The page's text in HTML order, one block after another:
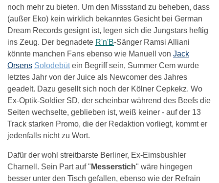
noch mehr zu bieten. Um den Missstand zu beheben, dass
(außer Eko) kein wirklich bekanntes Gesicht bei German
Dream Records gesignt ist, legen sich die Jungstars heftig
ins Zeug. Der begnadete R'n'B-Sänger Ramsi Alliani
könnte manchen Fans ebenso wie Manuell von Jack
Orsens Solodebütein Begriff sein, Summer Cem wurde
letztes Jahr von der Juice als Newcomer des Jahres
geadelt. Dazu gesellt sich noch der Kölner Cepkekz. Wo
Ex-Optik-Soldier SD, der scheinbar während des Beefs die
Seiten wechselte, geblieben ist, weiß keiner - auf der 13
Track starken Promo, die der Redaktion vorliegt, kommt er
jedenfalls nicht zu Wort.
Dafür der wohl streitbarste Berliner, Ex-Eimsbushler
Charnell. Sein Part auf " Messerstich" wäre hingegen
besser unter den Tisch gefallen, ebenso wie der Refrain